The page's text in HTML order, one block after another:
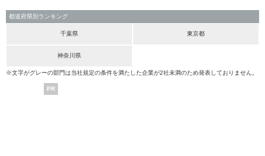
都道府県別ランキング
千葉県 東京都
神奈川県
※文字がグレーの部門は当社規定の条件を満たした企業が2社未満のため発表しておりません。
PR